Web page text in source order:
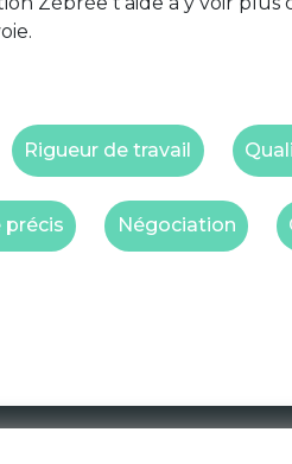
Rigueur de travail
précis Négociation